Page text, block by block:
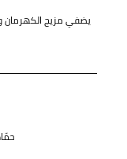
يضفي مزيج الكهرمان